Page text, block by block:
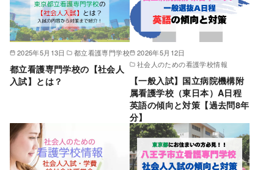
2025年5月13日 都立看護専門学校
都立看護専門学校の【社会人
入試】とは？
2026年5月12日
社会人のための看護学校情報
【一般入試】国立病院機構附
属看護学校（東日本）A日程
英語の傾向と対策【過去問8年
分】